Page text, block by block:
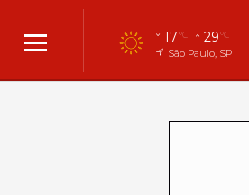
17°C 29°C
São Paulo, SP